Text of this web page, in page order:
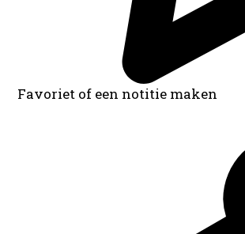
Favoriet of een notitie maken